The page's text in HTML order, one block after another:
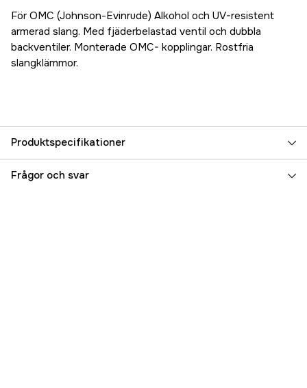
För OMC (Johnson-Evinrude) Alkohol och UV-resistent
armerad slang. Med fjäderbelastad ventil och dubbla
backventiler. Monterade OMC- kopplingar. Rostfria
slangklämmor.
Produktspecifikationer
Referensnummer 5000017338
Frågor och svar